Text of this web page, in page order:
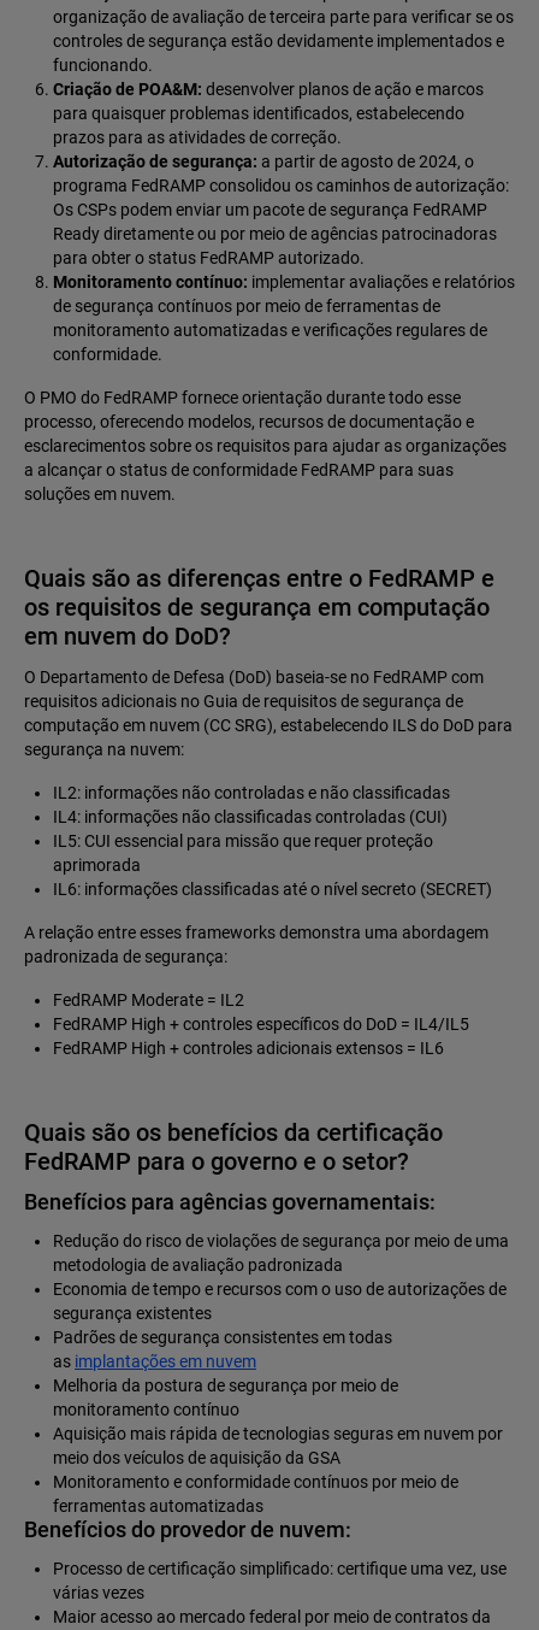
organização de avaliação de terceira parte para verificar se os
controles de segurança estão devidamente implementados e
funcionando.
Criação de POA&M: desenvolver planos de ação e marcos
para quaisquer problemas identificados, estabelecendo
prazos para as atividades de correção.
Autorização de segurança: a partir de agosto de 2024, o
programa FedRAMP consolidou os caminhos de autorização:
Os CSPs podem enviar um pacote de segurança FedRAMP
Ready diretamente ou por meio de agências patrocinadoras
para obter o status FedRAMP autorizado.
Monitoramento contínuo: implementar avaliações e relatórios
de segurança contínuos por meio de ferramentas de
monitoramento automatizadas e verificações regulares de
conformidade.
O PMO do FedRAMP fornece orientação durante todo esse
processo, oferecendo modelos, recursos de documentação e
esclarecimentos sobre os requisitos para ajudar as organizações
a alcançar o status de conformidade FedRAMP para suas
soluções em nuvem.
Quais são as diferenças entre o FedRAMP e
os requisitos de segurança em computação
em nuvem do DoD?
O Departamento de Defesa (DoD) baseia-se no FedRAMP com
requisitos adicionais no Guia de requisitos de segurança de
computação em nuvem (CC SRG), estabelecendo ILS do DoD para
segurança na nuvem:
IL2: informações não controladas e não classificadas
IL4: informações não classificadas controladas (CUI)
IL5: CUI essencial para missão que requer proteção
aprimorada
IL6: informações classificadas até o nível secreto (SECRET)
A relação entre esses frameworks demonstra uma abordagem
padronizada de segurança:
FedRAMP Moderate = IL2
FedRAMP High + controles específicos do DoD = IL4/IL5
FedRAMP High + controles adicionais extensos = IL6
Quais são os benefícios da certificação
FedRAMP para o governo e o setor?
Benefícios para agências governamentais:
Redução do risco de violações de segurança por meio de uma
metodologia de avaliação padronizada
Economia de tempo e recursos com o uso de autorizações de
segurança existentes
Padrões de segurança consistentes em todas
as implantações em nuvem
Melhoria da postura de segurança por meio de
monitoramento contínuo
Aquisição mais rápida de tecnologias seguras em nuvem por
meio dos veículos de aquisição da GSA
Monitoramento e conformidade contínuos por meio de
ferramentas automatizadas
Benefícios do provedor de nuvem:
Processo de certificação simplificado: certifique uma vez, use
várias vezes
Maior acesso ao mercado federal por meio de contratos da